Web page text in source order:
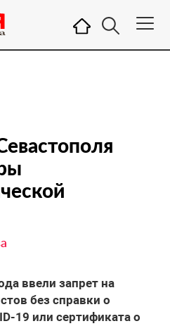
ввели запрет на
без справки о
19 или сертификата о